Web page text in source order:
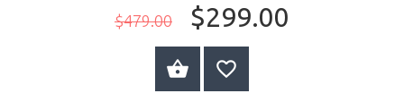
$479.00 $299.00
VOIR LE PRODUIT